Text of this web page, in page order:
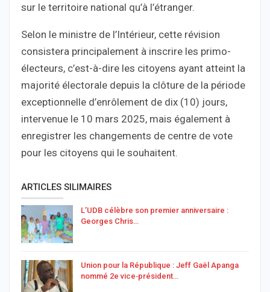
sur le territoire national qu’à l’étranger.
Selon le ministre de l’Intérieur, cette révision
consistera principalement à inscrire les primo-
électeurs, c’est-à-dire les citoyens ayant atteint la
majorité électorale depuis la clôture de la période
exceptionnelle d’enrôlement de dix (10) jours,
intervenue le 10 mars 2025, mais également à
enregistrer les changements de centre de vote
pour les citoyens qui le souhaitent.
ARTICLES SILIMAIRES
L’UDB célèbre son premier anniversaire :
Georges Chris…
Union pour la République : Jeff Gaël Apanga
nommé 2e vice‑président…